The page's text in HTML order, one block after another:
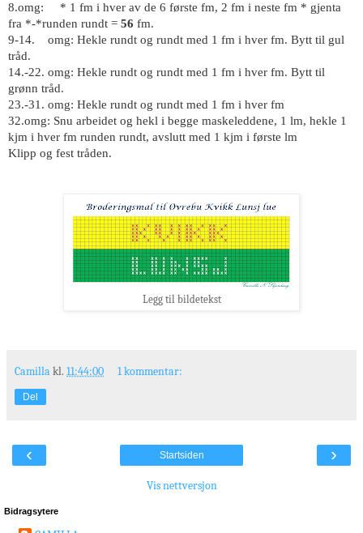
8.omg: * 1 fm i hver av de 6 første fm, 2 fm i neste fm * gjenta
fra *-*runden rundt = 56 fm.
9-14. omg: Hekle rundt og rundt med 1 fm i hver fm. Bytt til gul
tråd.
14.-22. omg: Hekle rundt og rundt med 1 fm i hver fm. Bytt til
grønn tråd.
23.-31. omg: Hekle rundt og rundt med 1 fm i hver fm
32.omg: Snu arbeidet og hekl i begge maskeleddene, 1 lm, hekle 1
kjm i hver fm runden rundt, avslutt med 1 kjm i første lm
Klipp og fest tråden.
Legg til bildetekst
Camillakl. 11:44:00 1 kommentar:
Del
‹ ›
Startsiden
Vis nettversjon
Bidragsytere